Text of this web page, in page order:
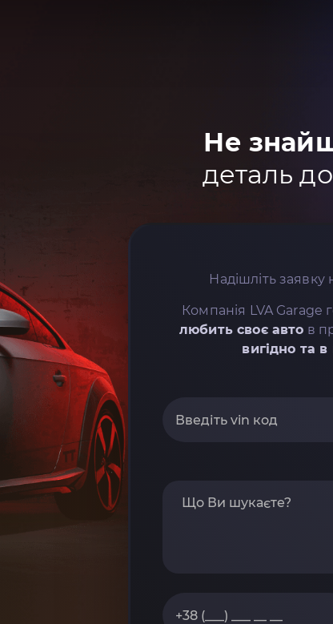
Не
деталь
Надішліть заявку
Компанія LVA
любить своє авто в
вигідно та